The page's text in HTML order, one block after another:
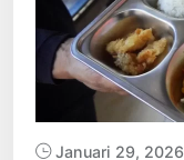
Januari 29, 2026